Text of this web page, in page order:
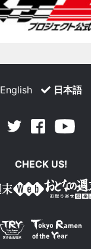
English 日本語
Twitter Facebook
CHECK US!